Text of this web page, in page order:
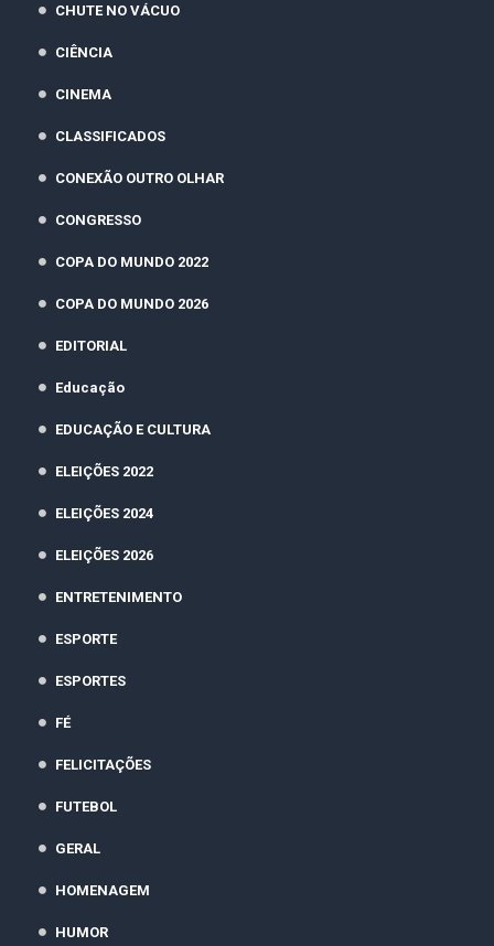
CHUTE NO VÁCUO
CIÊNCIA
CINEMA
CLASSIFICADOS
CONEXÃO OUTRO OLHAR
CONGRESSO
COPA DO MUNDO 2022
COPA DO MUNDO 2026
EDITORIAL
Educação
EDUCAÇÃO E CULTURA
ELEIÇÕES 2022
ELEIÇÕES 2024
ELEIÇÕES 2026
ENTRETENIMENTO
ESPORTE
ESPORTES
FÉ
FELICITAÇÕES
FUTEBOL
GERAL
HOMENAGEM
HUMOR